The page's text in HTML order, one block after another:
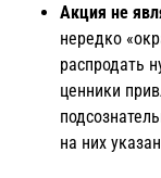
Акция не
нередко
распродать
ценники
на них